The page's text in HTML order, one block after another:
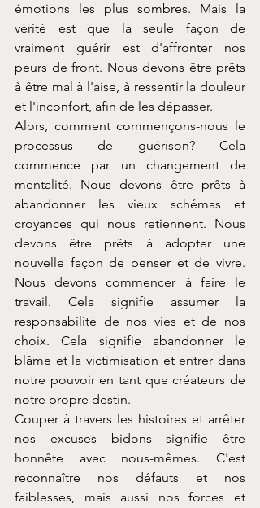
émotions les plus sombres. Mais la
vérité est que la seule façon de
vraiment guérir est d'affronter nos
peurs de front. Nous devons être prêts
à être mal à l'aise, à ressentir la douleur
et l'inconfort, afin de les dépasser.
Alors, comment commençons-nous le
processus de guérison? Cela
commence par un changement de
mentalité. Nous devons être prêts à
abandonner les vieux schémas et
croyances qui nous retiennent. Nous
devons être prêts à adopter une
nouvelle façon de penser et de vivre.
Nous devons commencer à faire le
travail. Cela signifie assumer la
responsabilité de nos vies et de nos
choix. Cela signifie abandonner le
blâme et la victimisation et entrer dans
notre pouvoir en tant que créateurs de
notre propre destin.
Couper à travers les histoires et arrêter
nos excuses bidons signifie être
honnête avec nous-mêmes. C'est
reconnaître nos défauts et nos
faiblesses, mais aussi nos forces et